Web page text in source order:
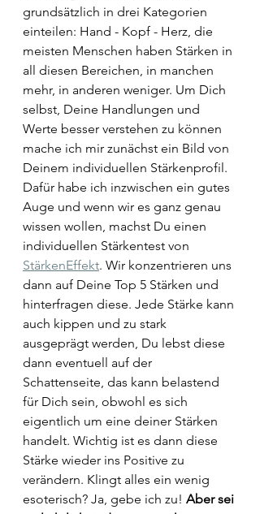
grundsätzlich in drei Kategorien
einteilen: Hand - Kopf - Herz, die
meisten Menschen haben Stärken in
all diesen Bereichen, in manchen
mehr, in anderen weniger. Um Dich
selbst, Deine Handlungen und
Werte besser verstehen zu können
mache ich mir zunächst ein Bild von
Deinem individuellen Stärkenprofil.
Dafür habe ich inzwischen ein gutes
Auge und wenn wir es ganz genau
wissen wollen, machst Du einen
individuellen Stärkentest von
StärkenEffekt. Wir konzentrieren uns
dann auf Deine Top 5 Stärken und
hinterfragen diese. Jede Stärke kann
auch kippen und zu stark
ausgeprägt werden, Du lebst diese
dann eventuell auf der
Schattenseite, das kann belastend
für Dich sein, obwohl es sich
eigentlich um eine deiner Stärken
handelt. Wichtig ist es dann diese
Stärke wieder ins Positive zu
verändern. Klingt alles ein wenig
esoterisch? Ja, gebe ich zu! Aber sei